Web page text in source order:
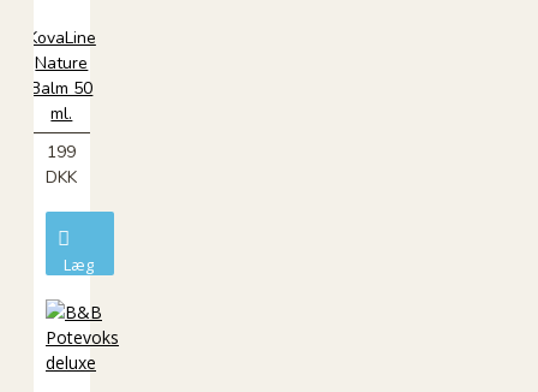
KovaLine
Nature
Balm 50
ml.
199
DKK
Læg
kurv